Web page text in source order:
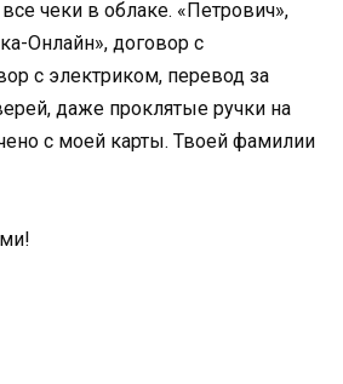
чеки в облаке. «Петрович»,
Онлайн», договор с
с электриком, перевод за
даже проклятые ручки на
с моей карты. Твоей фамилии